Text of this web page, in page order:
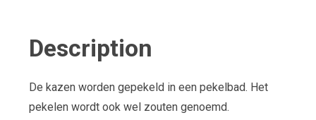
Description
De kazen worden gepekeld in een pekelbad. Het
pekelen wordt ook wel zouten genoemd.